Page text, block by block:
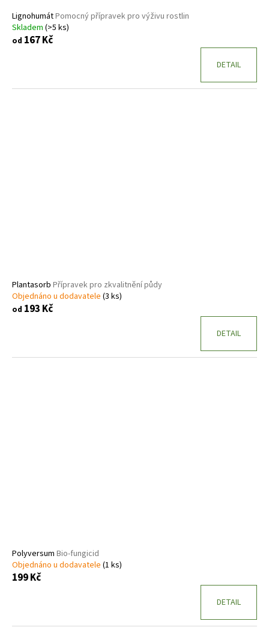
LignohumátPomocný přípravek pro výživu rostlin
Skladem (>5 ks)
od 167 Kč
DETAIL
Plantasorb Přípravek pro zkvalitnění půdy
Objednáno u dodavatele (3 ks)
od 193 Kč
DETAIL
Polyversum Bio-fungicid
Objednáno u dodavatele (1 ks)
199 Kč
DETAIL